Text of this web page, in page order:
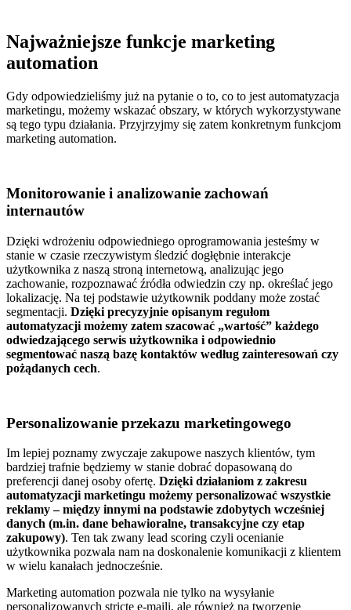
Najważniejsze funkcje marketing
automation
Gdy odpowiedzieliśmy już na pytanie o to, co to jest automatyzacja
marketingu, możemy wskazać obszary, w których wykorzystywane
są tego typu działania. Przyjrzyjmy się zatem konkretnym funkcjom
marketing automation.
Monitorowanie i analizowanie zachowań
internautów
Dzięki wdrożeniu odpowiedniego oprogramowania jesteśmy w
stanie w czasie rzeczywistym śledzić dogłębnie interakcje
użytkownika z naszą stroną internetową, analizując jego
zachowanie, rozpoznawać źródła odwiedzin czy np. określać jego
lokalizację. Na tej podstawie użytkownik poddany może zostać
segmentacji. Dzięki precyzyjnie opisanym regułom
automatyzacji możemy zatem szacować „wartość” każdego
odwiedzającego serwis użytkownika i odpowiednio
segmentować naszą bazę kontaktów według zainteresowań czy
pożądanych cech.
Personalizowanie przekazu marketingowego
Im lepiej poznamy zwyczaje zakupowe naszych klientów, tym
bardziej trafnie będziemy w stanie dobrać dopasowaną do
preferencji danej osoby ofertę. Dzięki działaniom z zakresu
automatyzacji marketingu możemy personalizować wszystkie
reklamy – między innymi na podstawie zdobytych wcześniej
danych (m.in. dane behawioralne, transakcyjne czy etap
zakupowy). Ten tak zwany lead scoring czyli ocenianie
użytkownika pozwala nam na doskonalenie komunikacji z klientem
w wielu kanałach jednocześnie.
Marketing automation pozwala nie tylko na wysyłanie
personalizowanych stricte e-maili, ale również na tworzenie